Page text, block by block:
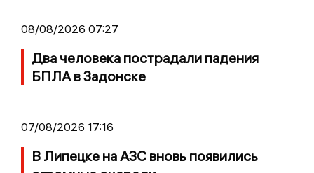
08/08/2026 07:27
Два человека пострадали падения
БПЛА в Задонске
07/08/2026 17:16
В Липецке на АЗС вновь появились